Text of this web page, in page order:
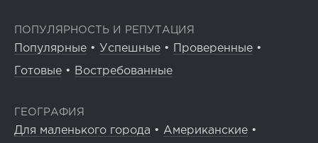
ПОПУЛЯРНОСТЬ И РЕПУТАЦИЯ
Популярные • Успешные • Проверенные •
Готовые • Востребованные
ГЕОГРАФИЯ
Для маленького города • Американские •